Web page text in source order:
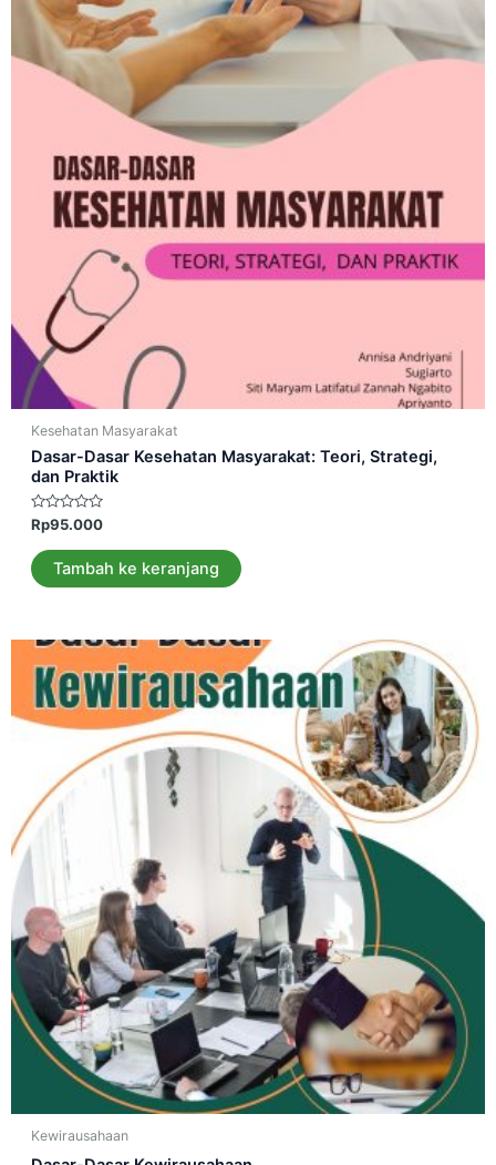
Kesehatan Masyarakat
Dasar-Dasar Kesehatan Masyarakat: Teori, Strategi,
dan Praktik
Dinilai
dari
5
Rp95.000
Tambah ke keranjang
Kewirausahaan